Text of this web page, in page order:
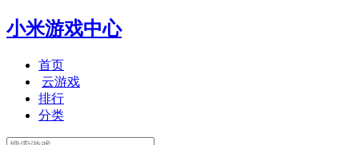
小米游戏中心
首页
云游戏
排行
分类